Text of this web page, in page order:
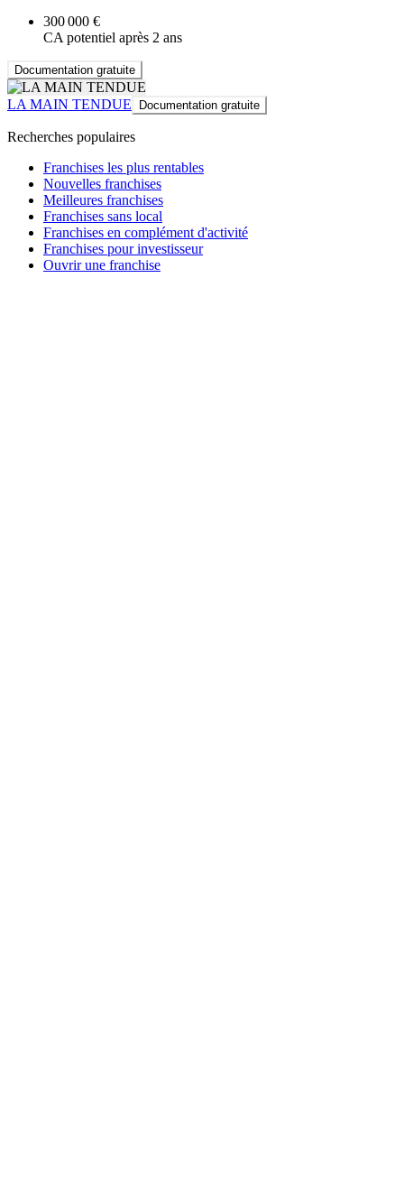
300 000 €
CA potentiel après 2 ans
Documentation gratuite
LA MAIN TENDUE Documentation gratuite
Recherches populaires
Franchises les plus rentables
Nouvelles franchises
Meilleures franchises
Franchises sans local
Franchises en complément d'activité
Franchises pour investisseur
Ouvrir une franchise